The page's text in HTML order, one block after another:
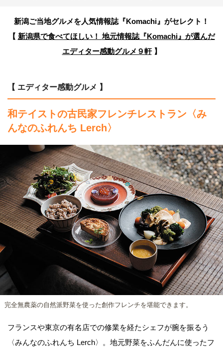
新潟ご当地グルメを人気情報誌 『Komachi』がセレクト！
【 新潟県で食べてほしい！地元情報誌『Komachi』が選んだ
エディター感動グルメ９軒】
【 エディター感動グルメ 】
和テイストの古民家フレンチレストラン〈み
んなのふれんち Lerch〉
完全無農薬の自然派野菜を使った創作フレンチを堪能できます。
フランスや東京の有名店での修業を経たシェフが腕を振るう
〈みんなのふれんち Lerch〉。地元野菜をふんだんに使ったフ